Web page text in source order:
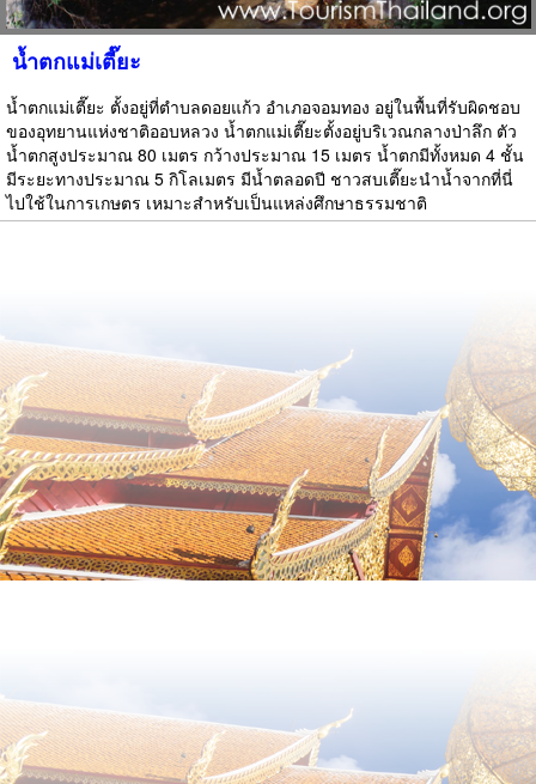
น้ำตกแม่เตี๊ยะ
น้ำตกแม่เตี๊ยะ ตั้งอยู่ที่ตำบลดอยแก้ว อำเภอจอมทอง อยู่ในพื้นที่รับผิดชอบ
ของอุทยานแห่งชาติออบหลวง น้ำตกแม่เตี๊ยะตั้งอยู่บริเวณกลางป่าลึก ตัว
น้ำตกสูงประมาณ 80 เมตร กว้างประมาณ 15 เมตร น้ำตกมีทั้งหมด 4 ชั้น
มีระยะทางประมาณ 5 กิโลเมตร มีน้ำตลอดปี ชาวสบเตี๊ยะนำน้ำจากที่นี่
ไปใช้ในการเกษตร เหมาะสำหรับเป็นแหล่งศึกษาธรรมชาติ